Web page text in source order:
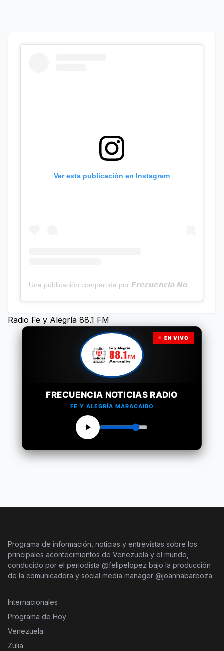
Ver esta publicación en Instagram
Radio Fe y Alegría 88.1 FM
EN VIVO
FRECUENCIA NOTICIAS RADIO
FE Y ALEGRÍA MARACAIBO
Programa de información, noticias y entrevistas sobre los
principales acontecimientos de Venezuela y el mundo,
conducido por el periodista @felipelopez bajo la producción
de la comunicadora y social media manager @joannabarboza
Internacionales
Programa de Hoy
Venezuela
Zulia